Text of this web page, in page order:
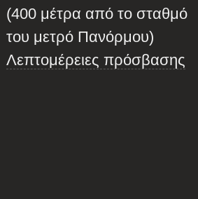
(400 μέτρα από το σταθμό
του μετρό Πανόρμου)
Λεπτομέρειες πρόσβασης